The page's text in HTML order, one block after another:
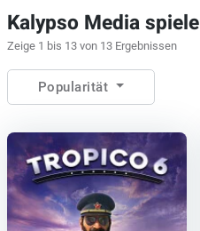
Kalypso Media spiele
Zeige 1 bis 13 von 13 Ergebnissen
Popularität